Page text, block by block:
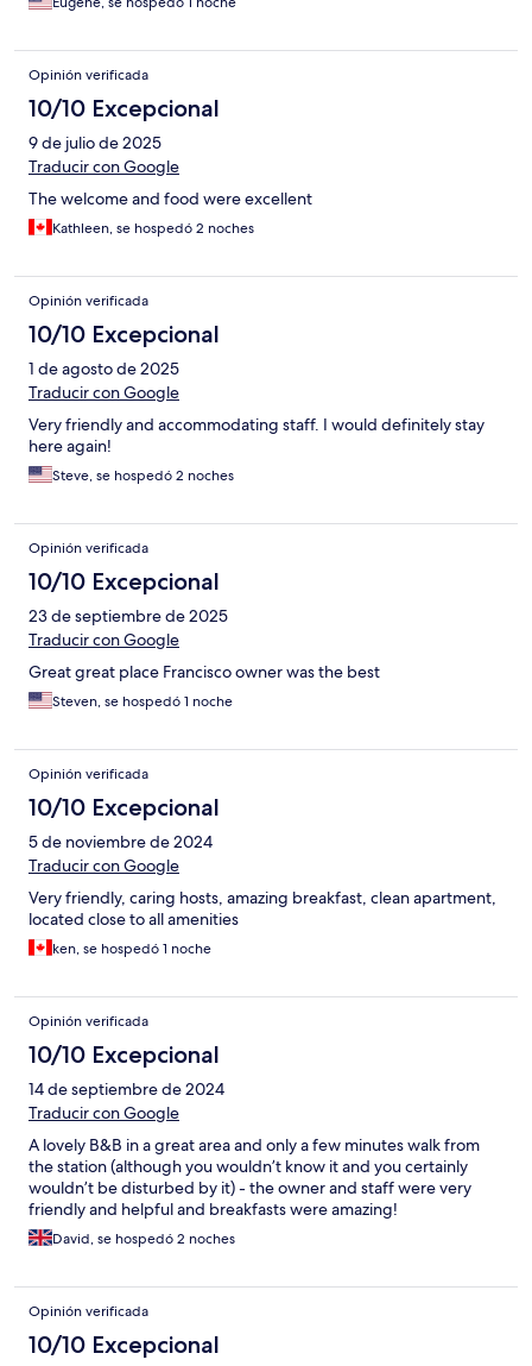
Opinión verificada
10/10 Excepcional
9 de julio de 2025
Traducir con Google
The welcome and food were excellent
Kathleen, se hospedó 2 noches
Opinión verificada
10/10 Excepcional
1 de agosto de 2025
Traducir con Google
Very friendly and accommodating staff. I would definitely stay
here again!
Steve, se hospedó 2 noches
Opinión verificada
10/10 Excepcional
23 de septiembre de 2025
Traducir con Google
Great great place Francisco owner was the best
Steven, se hospedó 1 noche
Opinión verificada
10/10 Excepcional
5 de noviembre de 2024
Traducir con Google
Very friendly, caring hosts, amazing breakfast, clean apartment,
located close to all amenities
ken, se hospedó 1 noche
Opinión verificada
10/10 Excepcional
14 de septiembre de 2024
Traducir con Google
A lovely B&B in a great area and only a few minutes walk from
the station (although you wouldn’t know it and you certainly
wouldn’t be disturbed by it) - the owner and staff were very
friendly and helpful and breakfasts were amazing!
David, se hospedó 2 noches
Opinión verificada
10/10 Excepcional